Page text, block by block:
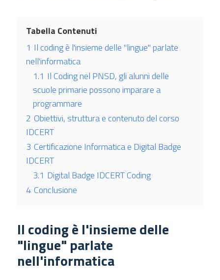
Tabella Contenuti
1 Il coding è l'insieme delle "lingue" parlate
nell'informatica
1.1 Il Coding nel PNSD, gli alunni delle
scuole primarie possono imparare a
programmare
2 Obiettivi, struttura e contenuto del corso
IDCERT
3 Certificazione Informatica e Digital Badge
IDCERT
3.1 Digital Badge IDCERT Coding
4 Conclusione
Il coding è l'insieme delle
"lingue" parlate
nell'informatica